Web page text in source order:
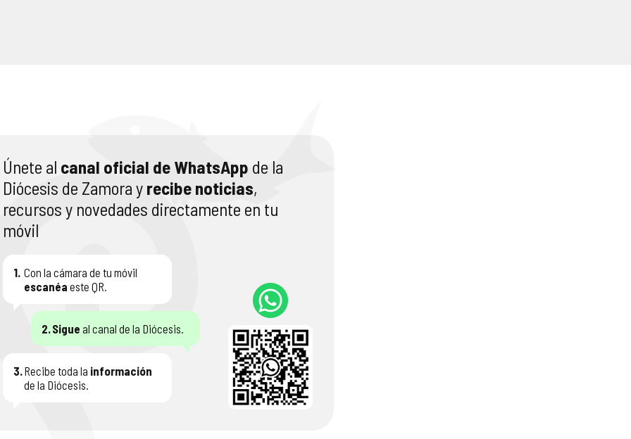
Únete al canal oficial de WhatsApp de la
Diócesis de Zamora y recibe noticias,
recursos y novedades directamente en tu
móvil
1. Con la cámara de tu móvil
escanéa este QR.
2.Sigue al canal de la Diócesis.
3.Recibe toda la información
de la Diócesis.